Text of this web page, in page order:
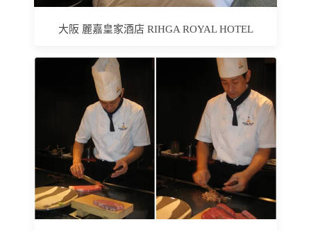
大阪 麗嘉皇家酒店 RIHGA ROYAL HOTEL